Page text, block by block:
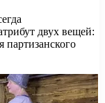
двух вещей:
партизанского